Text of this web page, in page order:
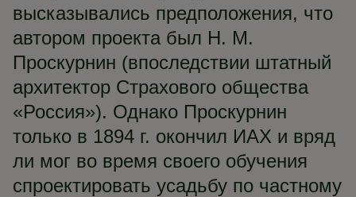
высказывались предположения, что
автором проекта был Н. М.
Проскурнин (впоследствии штатный
архитектор Страхового общества
«Россия»). Однако Проскурнин
только в 1894 г. окончил ИАХ и вряд
ли мог во время своего обучения
спроектировать усадьбу по частному